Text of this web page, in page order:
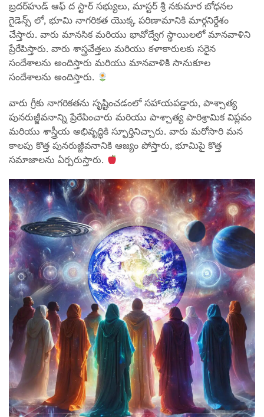
బ్రదర్‌హుడ్ ఆఫ్ ద స్టార్ సభ్యులు, మాస్టర్ శ్రీ నకుమార బోధనల
గైడెన్స్ లో, భూమి నాగరికత యొక్క పరిణామానికి మార్గనిర్దేశం
చేస్తారు. వారు మానసిక మరియు భావోద్వేగ స్థాయిలలో మానవాళిని
ప్రేరేపిస్తారు. వారు శాస్త్రవేత్తలు మరియు కళాకారులకు సరైన
సందేశాలను అందిస్తారు మరియు మానవాళికి సానుకూల
సందేశాలను అందిస్తారు.
వారు గ్రీకు నాగరికతను సృష్టించడంలో సహాయపడ్డారు, పాశ్చాత్య
పునరుజ్జీవనాన్ని ప్రేరేపించారు మరియు పాశ్చాత్య పారిశ్రామిక విప్లవం
మరియు శాస్త్రీయ అభివృద్ధికి స్ఫూర్తినిచ్చారు. వారు మరోసారి మన
కాలపు కొత్త పునరుజ్జీవనానికి ఆజ్యం పోస్తారు, భూమిపై కొత్త
సమాజాలను ఏర్పరుస్తారు.